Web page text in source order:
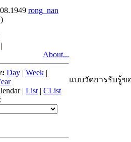
rong_nan
|
About...
Day | Week |
| List | CList
แบบวัดการรับรู้ข